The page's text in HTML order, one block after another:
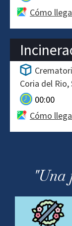
Cómo
Coria del Rio
00:00
Cómo
"Una